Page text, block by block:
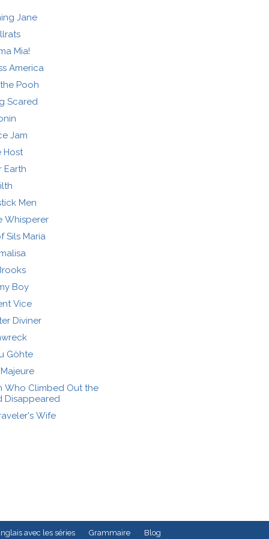
Jane
Mia!
America
Pooh
Scared
Jam
Host
Earth
Men
Whisperer
Sils Maria
Boy
Vice
Diviner
Göhte
Who Climbed Out the
Disappeared
Wife
avec les séries Grammaire Blog